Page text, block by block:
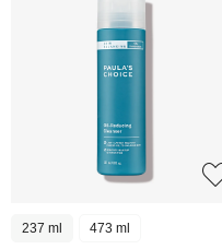
237 ml 473 ml